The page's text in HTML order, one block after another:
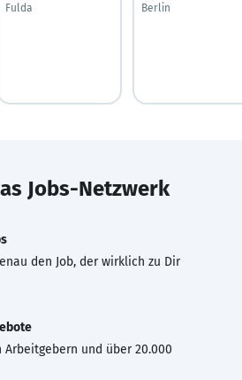
Fulda
Berlin
Jobs-Netzwerk
den Job, der wirklich zu Dir
Arbeitgebern und über 20.000